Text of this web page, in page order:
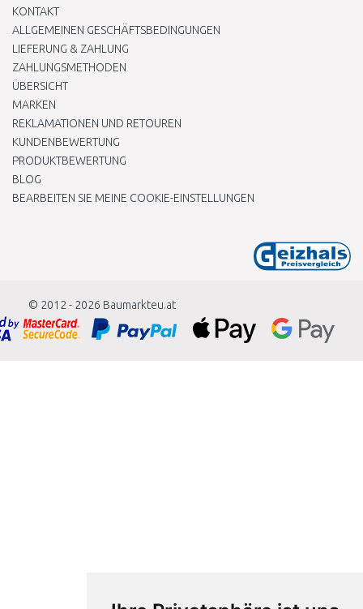
KONTAKT
ALLGEMEINEN GESCHÄFTSBEDINGUNGEN
LIEFERUNG & ZAHLUNG
ZAHLUNGSMETHODEN
ÜBERSICHT
MARKEN
REKLAMATIONEN UND RETOUREN
KUNDENBEWERTUNG
PRODUKTBEWERTUNG
BLOG
BEARBEITEN SIE MEINE COOKIE-EINSTELLUNGEN
© 2012 - 2026 Baumarkteu.at